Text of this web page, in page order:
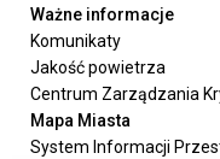
Ważne informacje
Komunikaty
Jakość powietrza
Centrum Zarządzania
Mapa Miasta
System Informacji